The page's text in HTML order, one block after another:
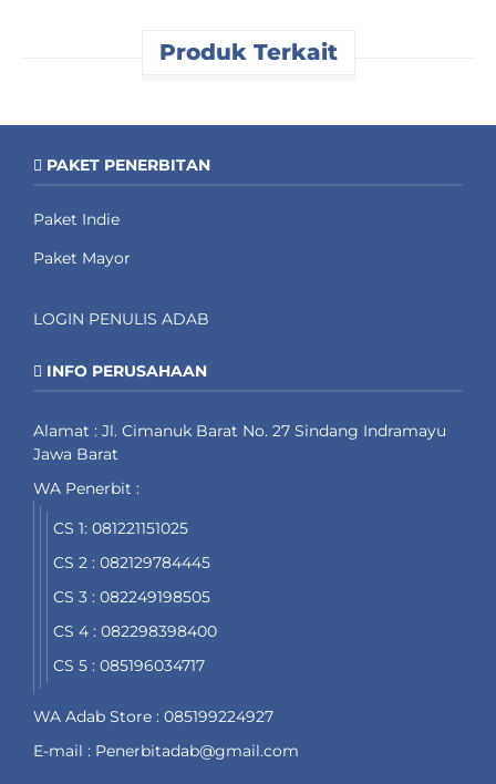
Produk Terkait
PAKET PENERBITAN
Paket Indie
Paket Mayor
LOGIN PENULIS ADAB
INFO PERUSAHAAN
Alamat : Jl. Cimanuk Barat No. 27 Sindang Indramayu
Jawa Barat
WA Penerbit :
CS 1: 081221151025
CS 2 : 082129784445
CS 3 : 082249198505
CS 4 : 082298398400
CS 5 : 085196034717
WA Adab Store : 085199224927
E-mail : Penerbitadab@gmail.com